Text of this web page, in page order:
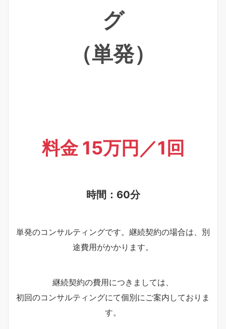
グ
（単発）
料金 15万円／1回
時間：60分
単発のコンサルティングです。継続契約の場合は、別
途費用がかかります。
継続契約の費用につきましては、
初回のコンサルティングにて個別にご案内しておりま
す。